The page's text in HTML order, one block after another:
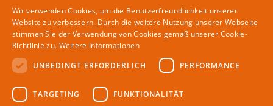
familie
glamping
MAGAZIN
Partner
RECHTLICHES
Impressum
Wir verwenden Cookies, um die Benutzerfreundlichkeit unserer
Website zu verbessern. Durch die weitere Nutzung unserer Webseite
stimmen Sie der Verwendung von Cookies gemäß unserer Cookie-
Richtlinie zu. Weitere Informationen
UNBEDINGT ERFORDERLICH
PERFORMANCE
TARGETING FUNKTIONALITÄT